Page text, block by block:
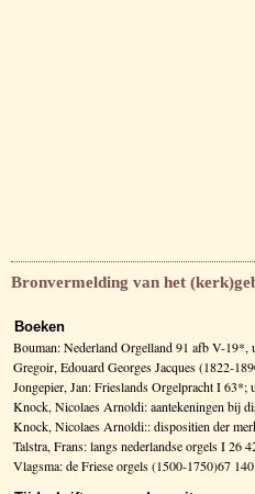
Bronvermelding van het
Boeken
Bouman: Nederland Orgelland 91 afb V-
Gregoir, Edouard Georges Jacques (1822-
Jongepier, Jan: Frieslands Orgelpracht I 63*;
Knock, Nicolaes Arnoldi: aantekeningen bij
Knock, Nicolaes Arnoldi:: dispositien der
Talstra, Frans: langs nederlandse orgels I 26
Vlagsma: de Friese orgels (1500-1750)67